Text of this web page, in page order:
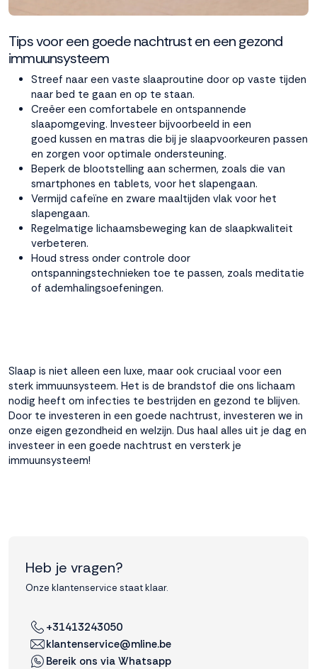
Tips voor een goede nachtrust en een gezond
immuunsysteem
Streef naar een vaste slaaproutine door op vaste tijden
naar bed te gaan en op te staan.
Creëer een comfortabele en ontspannende
slaapomgeving. Investeer bijvoorbeeld in een
goed kussen en matras die bij je slaapvoorkeuren passen
en zorgen voor optimale ondersteuning.
Beperk de blootstelling aan schermen, zoals die van
smartphones en tablets, voor het slapengaan.
Vermijd cafeïne en zware maaltijden vlak voor het
slapengaan.
Regelmatige lichaamsbeweging kan de slaapkwaliteit
verbeteren.
Houd stress onder controle door
ontspanningstechnieken toe te passen, zoals meditatie
of ademhalingsoefeningen.
Slaap is niet alleen een luxe, maar ook cruciaal voor een
sterk immuunsysteem. Het is de brandstof die ons lichaam
nodig heeft om infecties te bestrijden en gezond te blijven.
Door te investeren in een goede nachtrust, investeren we in
onze eigen gezondheid en welzijn. Dus haal alles uit je dag en
investeer in een goede nachtrust en versterk je
immuunsysteem!
Heb je vragen?
Onze klantenservice staat klaar.
+31413243050
klantenservice@mline.be
Bereik ons via Whatsapp